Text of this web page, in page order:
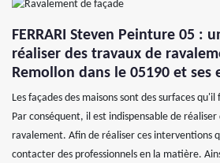
FERRARI Steven Peinture 05 :
réaliser des travaux de
Remollon dans le 05190 et ses
Les façades des maisons sont des surfaces
Par conséquent, il est indispensable de
ravalement. Afin de réaliser ces interventions
contacter des professionnels en la matière.